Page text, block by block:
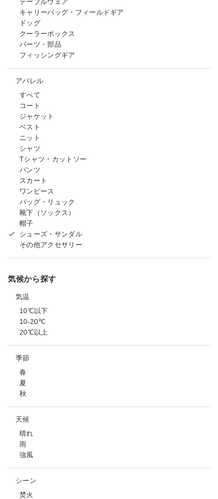
キャリーバッグ・フィールドギア
ドッグ
クーラーボックス
パーツ・部品
フィッシングギア
アパレル
すべて
コート
ジャケット
ベスト
ニット
シャツ
Tシャツ・カットソー
パンツ
スカート
ワンピース
バッグ・リュック
靴下（ソックス）
帽子
シューズ・サンダル
その他アクセサリー
気候から探す
気温
10℃以下
10-20℃
20℃以上
季節
春
夏
秋
天候
晴れ
雨
強風
シーン
焚火